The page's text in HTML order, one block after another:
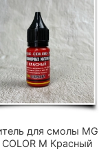
для смолы MG
COLOR M Красный